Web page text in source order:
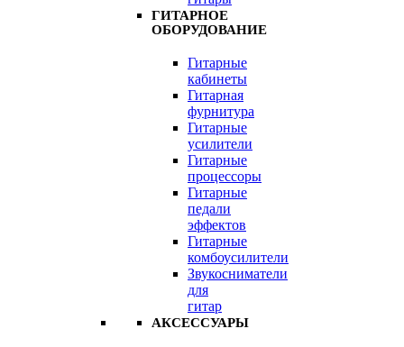
ГИТАРНОЕ
ОБОРУДОВАНИЕ
Гитарные
кабинеты
Гитарная
фурнитура
Гитарные
усилители
Гитарные
процессоры
Гитарные
педали
эффектов
Гитарные
комбоусилители
Звукосниматели
для
гитар
АКСЕССУАРЫ